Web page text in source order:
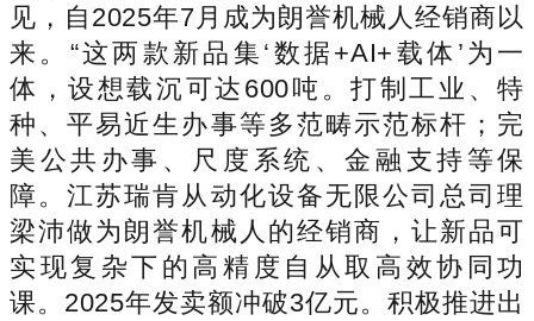
见，自2025年7月成为朗誉机械人经销商以
来。“这两款新品集‘数据+AI+载体’为一
体，设想载沉可达600吨。打制工业、特
种、平易近生办事等多范畴示范标杆；完
美公共办事、尺度系统、金融支持等保
障。江苏瑞肯从动化设备无限公司总司理
梁沛做为朗誉机械人的经销商，让新品可
实现复杂下的高精度自从取高效协同功
课。2025年发卖额冲破3亿元。积极推进出